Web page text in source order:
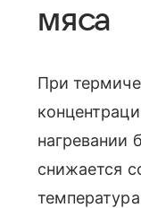
мяса
При
нагревании
снижается